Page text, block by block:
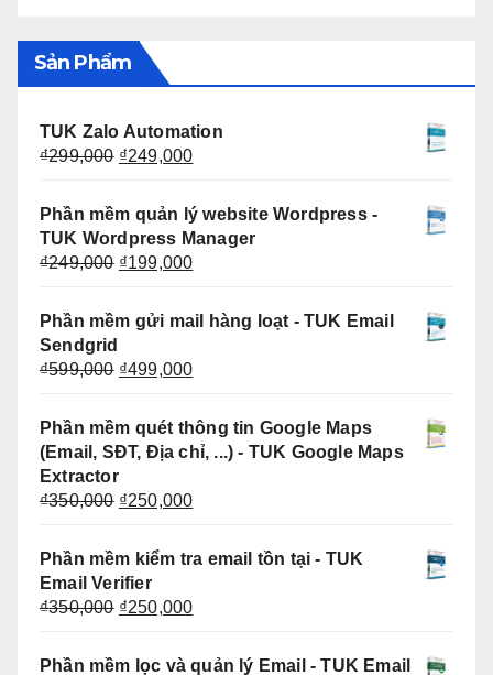
Sản Phẩm
TUK Zalo Automation
₫299,000 Giá
₫299,000.
₫249,000Giá
tại
là:
₫249,000.
Phần mềm quản lý website Wordpress -
TUK Wordpress Manager
₫249,000 Giá
₫249,000.
₫199,000Giá
tại
Phần mềm gửi mail hàng loạt - TUK Email
Sendgrid
₫599,000 Giá
₫599,000.
₫499,000Giá
tại
là:
₫499,000.
Phần mềm quét thông tin Google Maps
(Email, SĐT, Địa chỉ, ...) - TUK Google Maps
Extractor
₫350,000 Giá
là:
₫350,000.
₫250,000Giá
Phần mềm kiểm tra email tồn tại - TUK
Email Verifier
₫350,000 Giá
là:
₫250,000Giá
Phần mềm lọc và quản lý Email - TUK Email